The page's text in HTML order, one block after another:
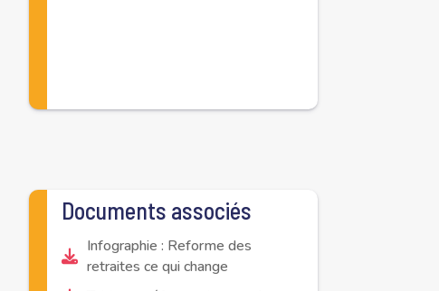
Documents associés
Infographie : Reforme des
retraites ce qui change